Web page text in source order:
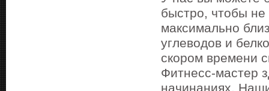
быстро, чтобы
максимально
углеводов и
скором времени
Фитнесс-мастер
начинаниях.